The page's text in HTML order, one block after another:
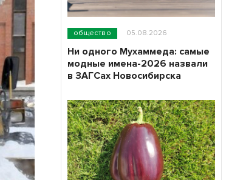
общество 05.08.2026
Ни одного Мухаммеда: самые
модные имена-2026 назвали
в ЗАГСах Новосибирска